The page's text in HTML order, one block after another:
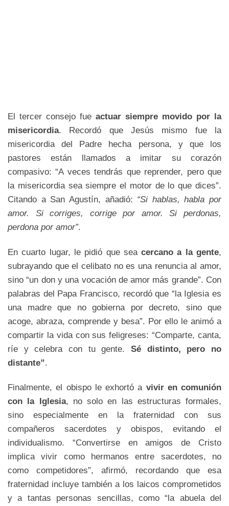
El tercer consejo fue actuar siempre movido por la
misericordia. Recordó que Jesús mismo fue la
misericordia del Padre hecha persona, y que los
pastores están llamados a imitar su corazón
compasivo: “A veces tendrás que reprender, pero que
la misericordia sea siempre el motor de lo que dices”.
Citando a San Agustín, añadió: “Si hablas, habla por
amor. Si corriges, corrige por amor. Si perdonas,
perdona por amor”.
En cuarto lugar, le pidió que seacercano a la gente,
subrayando que el celibato no es una renuncia al amor,
sino “un don y una vocación de amor más grande”. Con
palabras del Papa Francisco, recordó que “la Iglesia es
una madre que no gobierna por decreto, sino que
acoge, abraza, comprende y besa”. Por ello le animó a
compartir la vida con sus feligreses: “Comparte, canta,
ríe y celebra con tu gente. Sé distinto, pero no
distante”.
Finalmente, el obispo le exhortó a vivir en comunión
con la Iglesia, no solo en las estructuras formales,
sino especialmente en la fraternidad con sus
compañeros sacerdotes y obispos, evitando el
individualismo. “Convertirse en amigos de Cristo
implica vivir como hermanos entre sacerdotes, no
como competidores”, afirmó, recordando que esa
fraternidad incluye también a los laicos comprometidos
y a tantas personas sencillas, como “la abuela del